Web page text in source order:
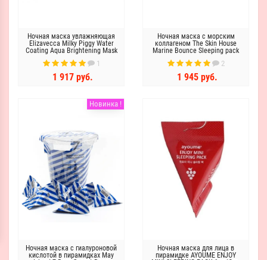
Ночная маска увлажняющая
Elizavecca Milky Piggy Water
Coating Aqua Brightening Mask
1
1 917 руб.
Ночная маска с морским
коллагеном The Skin House
Marine Bounce Sleeping pack
2
1 945 руб.
Новинка !
Ночная маска с гиалуроновой
кислотой в пирамидках May
Ночная маска для лица в
пирамидке AYOUME ENJOY